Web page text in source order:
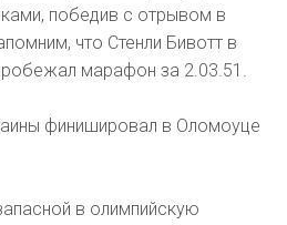
победив с отрывом в
что Стенли Бивотт в
марафон за 2.03.51.
финишировал в Оломоуце
в олимпийскую